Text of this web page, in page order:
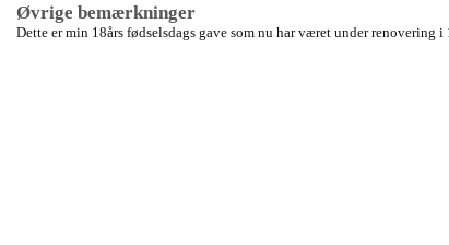
Øvrige bemærkninger
Dette er min 18års fødselsdags gave som nu har været under renovering